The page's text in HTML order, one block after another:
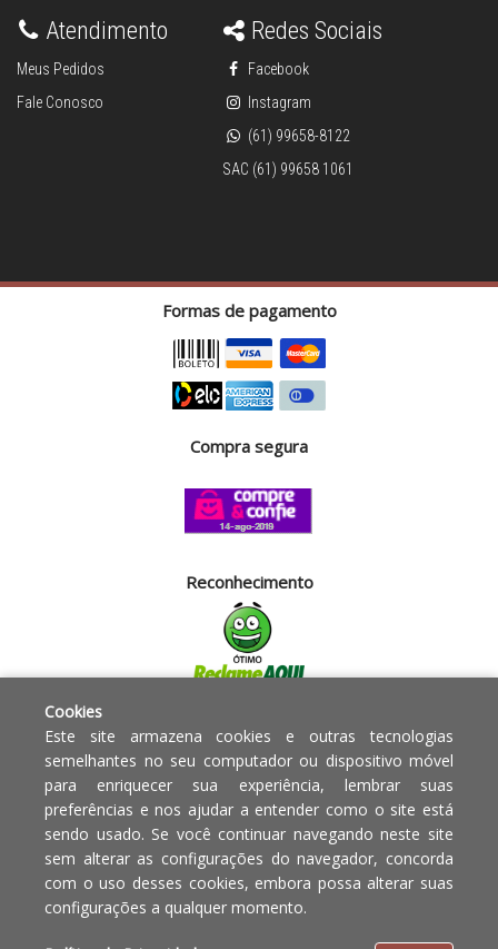
Atendimento
Meus Pedidos
Fale Conosco
Redes Sociais
Facebook
Instagram
(61) 99658-8122
SAC (61) 99658 1061
Formas de pagamento
Compra segura
Reconhecimento
Powered by:
Copyright © 2010 - 2017 Razão
social Blumenau - RA OBJETOS PARA
O LAR EIRELI CNPJ -
Em caso de divergência de
preços, o valor válido é o do
Cookies
Este site armazena cookies e outras tecnologias
semelhantes no seu computador ou dispositivo móvel
para enriquecer sua experiência, lembrar suas
preferências e nos ajudar a entender como o site está
sendo usado. Se você continuar navegando neste site
sem alterar as configurações do navegador, concorda
com o uso desses cookies, embora possa alterar suas
configurações a qualquer momento.